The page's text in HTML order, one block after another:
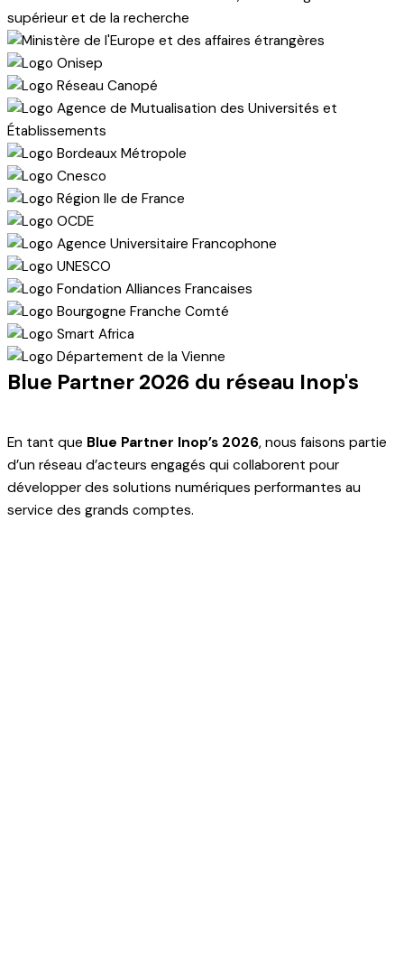
Blue Partner 2026 du réseau Inop's
En tant que Blue Partner Inop’s 2026, nous faisons partie
d’un réseau d’acteurs engagés qui collaborent pour
développer des solutions numériques performantes au
service des grands comptes.